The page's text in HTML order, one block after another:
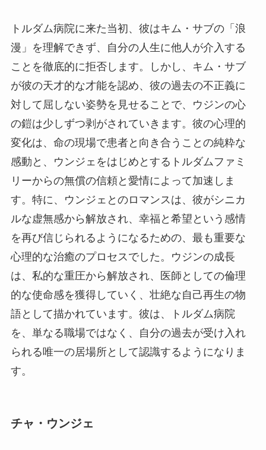
トルダム病院に来た当初、彼はキム・サブの「浪
漫」を理解できず、自分の人生に他人が介入する
ことを徹底的に拒否します。しかし、キム・サブ
が彼の天才的な才能を認め、彼の過去の不正義に
対して屈しない姿勢を見せることで、ウジンの心
の鎧は少しずつ剥がされていきます。彼の心理的
変化は、命の現場で患者と向き合うことの純粋な
感動と、ウンジェをはじめとするトルダムファミ
リーからの無償の信頼と愛情によって加速しま
す。特に、ウンジェとのロマンスは、彼がシニカ
ルな虚無感から解放され、幸福と希望という感情
を再び信じられるようになるための、最も重要な
心理的な治癒のプロセスでした。ウジンの成長
は、私的な重圧から解放され、医師としての倫理
的な使命感を獲得していく、壮絶な自己再生の物
語として描かれています。彼は、トルダム病院
を、単なる職場ではなく、自分の過去が受け入れ
られる唯一の居場所として認識するようになりま
す。
チャ・ウンジェ